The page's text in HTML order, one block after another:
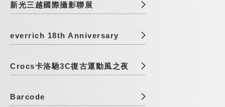
新光三越國際攝影聯展
everrich 18th Anniversary
Crocs卡洛馳3C復古運動風之夜
Barcode